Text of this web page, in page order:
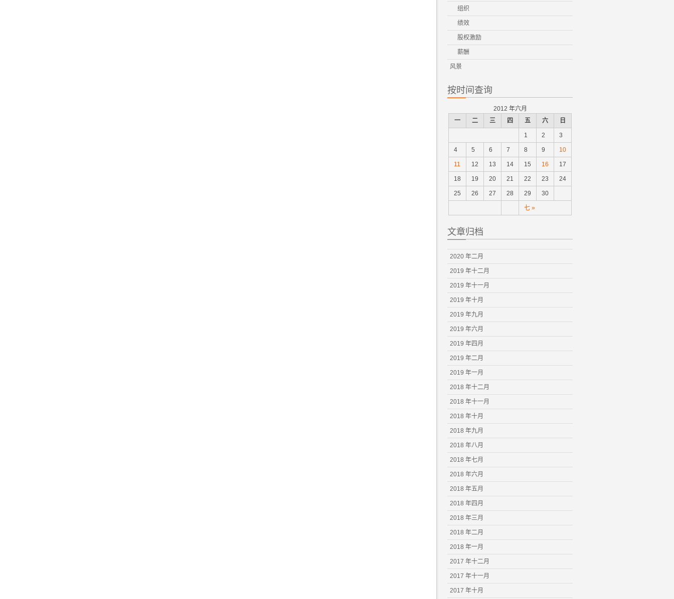
组织
绩效
股权激励
薪酬
风景
按时间查询
2012 年六月
一
二 三 四 五 六 日
七 »
1 2 3
4 5 6 7 8 9 10
11 12 13 14 15 16 17
18 19 20 21 22 23 24
25 26 27 28 29 30
文章归档
2020 年二月
2019 年十二月
2019 年十一月
2019 年十月
2019 年九月
2019 年六月
2019 年四月
2019 年二月
2019 年一月
2018 年十二月
2018 年十一月
2018 年十月
2018 年九月
2018 年八月
2018 年七月
2018 年六月
2018 年五月
2018 年四月
2018 年三月
2018 年二月
2018 年一月
2017 年十二月
2017 年十一月
2017 年十月